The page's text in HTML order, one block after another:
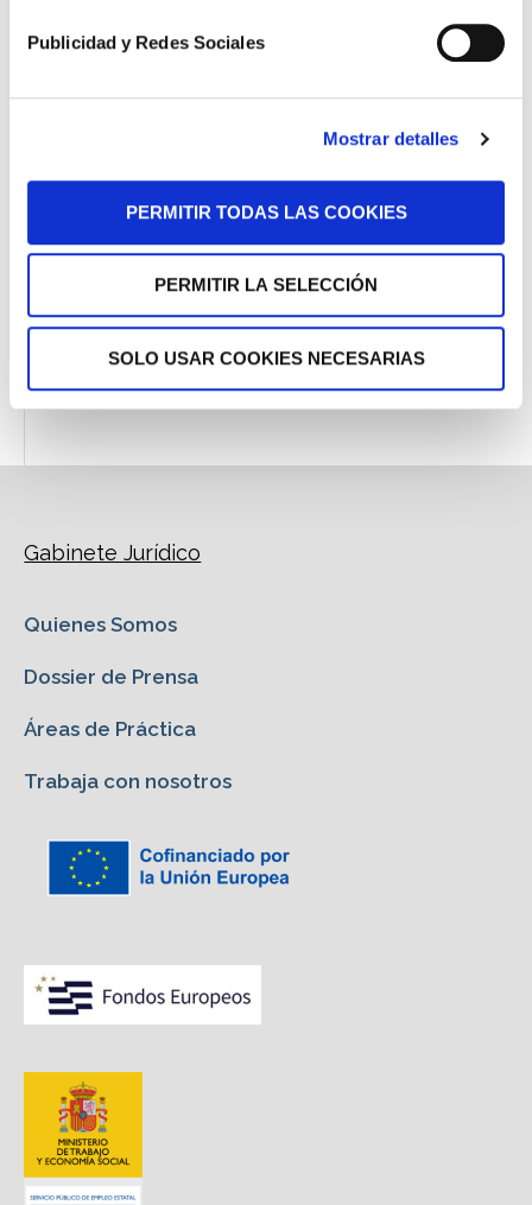
Publicidad y Redes Sociales
Mostrar detalles
PERMITIR TODAS LAS COOKIES
PERMITIR LA SELECCIÓN
SOLO USAR COOKIES NECESARIAS
Nuestras Sentencias
Áreas de Práctica
Dossier de Prensa
Gabinete Jurídico
Quienes Somos
Dossier de Prensa
Áreas de Práctica
Trabaja con nosotros